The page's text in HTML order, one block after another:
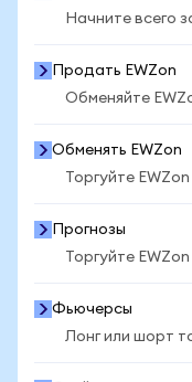
Начните всего
Продать EWZon
Обменяйте
Обменять EWZon
Торгуйте
Прогнозы
Торгуйте
Фьючерсы
Лонг или шорт